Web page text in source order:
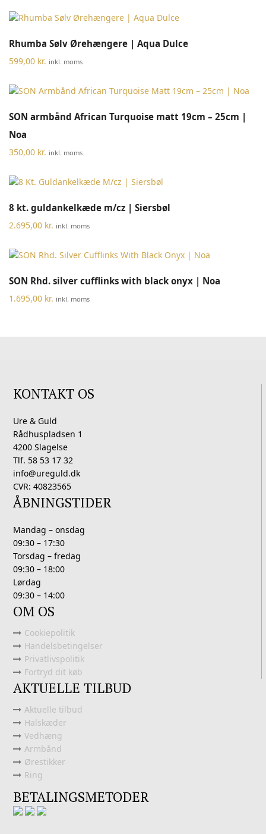
Rhumba Sølv Ørehængere | Aqua Dulce
599,00 kr. inkl. moms
SON armbånd African Turquoise matt 19cm – 25cm |
Noa
350,00 kr. inkl. moms
8 kt. guldankelkæde m/cz | Siersbøl
2.695,00 kr. inkl. moms
SON Rhd. silver cufflinks with black onyx | Noa
1.695,00 kr. inkl. moms
KONTAKT OS
Ure & Guld
Rådhuspladsen 1
4200 Slagelse
Tlf. 58 53 17 32
info@ureguld.dk
CVR: 40823565
ÅBNINGSTIDER
Mandag – onsdag
09:30 – 17:30
Torsdag – fredag
09:30 – 18:00
Lørdag
09:30 – 14:00
OM OS
Cookiepolitik
Handelsbetingelser
Privatlivspolitik
Fortryd dit køb
AKTUELLE TILBUD
Aktuelle tilbud
Halskæder
Vedhæng
Armbånd
Ørestikker
Ring
BETALINGSMETODER